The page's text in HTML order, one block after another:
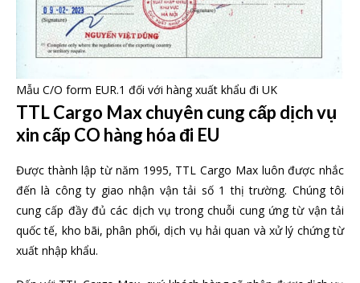
Mẫu C/O form EUR.1 đối với hàng xuất khẩu đi UK
TTL Cargo Max chuyên cung cấp dịch vụ
xin cấp CO hàng hóa đi EU
Được thành lập từ năm 1995, TTL Cargo Max luôn được nhắc
đến là công ty giao nhận vận tải số 1 thị trường. Chúng tôi
cung cấp đầy đủ các dịch vụ trong chuỗi cung ứng từ vận tải
quốc tế, kho bãi, phân phối, dịch vụ hải quan và xử lý chứng từ
xuất nhập khẩu.